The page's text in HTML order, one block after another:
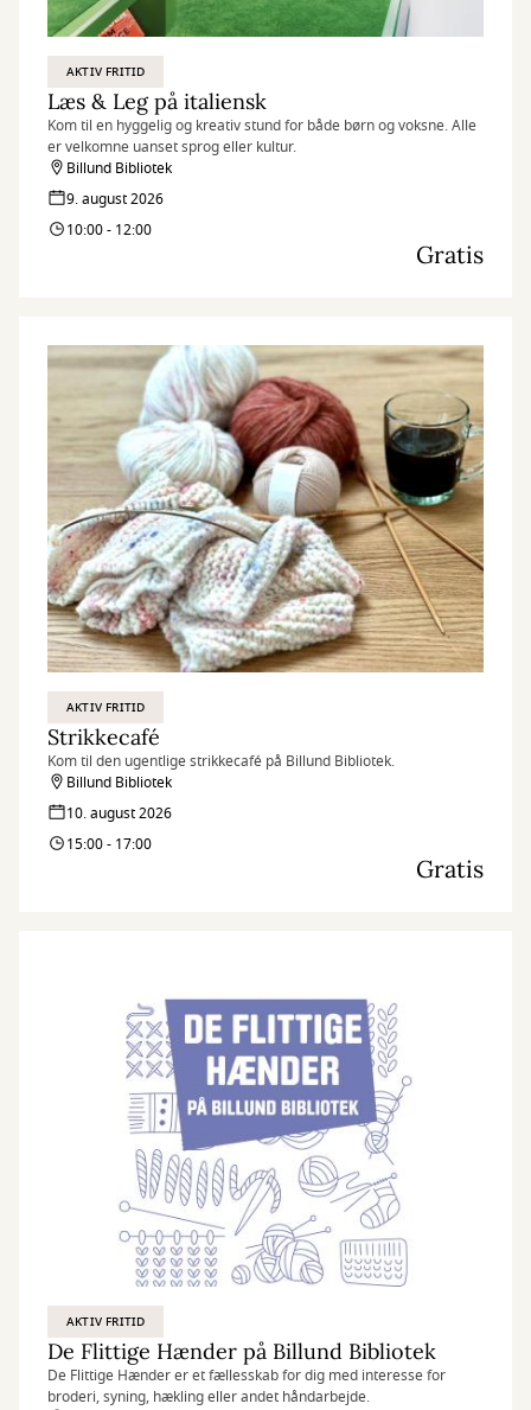
AKTIV FRITID
Læs & Leg på italiensk
Kom til en hyggelig og kreativ stund for både børn og voksne. Alle
er velkomne uanset sprog eller kultur.
Billund Bibliotek
9. august 2026
10:00 - 12:00
Gratis
AKTIV FRITID
Strikkecafé
Kom til den ugentlige strikkecafé på Billund Bibliotek.
Billund Bibliotek
10. august 2026
15:00 - 17:00
Gratis
AKTIV FRITID
De Flittige Hænder på Billund Bibliotek
De Flittige Hænder er et fællesskab for dig med interesse for
broderi, syning, hækling eller andet håndarbejde.